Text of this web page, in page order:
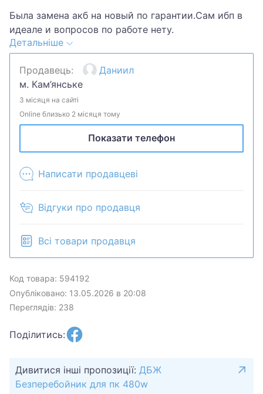
Была замена акб на новый по гарантии.Сам ибп в
идеале и вопросов по работе нету.
Я купил мощнее пока ждал этот и теперь мне он не
нужен.Коробка и документы в наличии.По всем
вопросам пишите)
Детальніше
Продавець:
Даниил
м. Кам’янське
3 місяця на сайті
Online близько 2 місяця тому
Показати телефон
Написати продавцеві
Відгуки про продавця
Всі товари продавця
Код товара: 594192
Опубліковано: 13.05.2026 в 20:08
Переглядів: 238
Поділитись:
Дивитися інші пропозиції: ДБЖ
Безперебойник для пк 480w